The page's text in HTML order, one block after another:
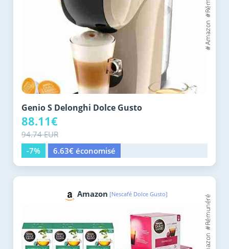
Genio S Delonghi Dolce Gusto
88.11€
94.74 EUR
-7%
6.63€ économisé
Amazon [Nescafé Dolce Gusto]